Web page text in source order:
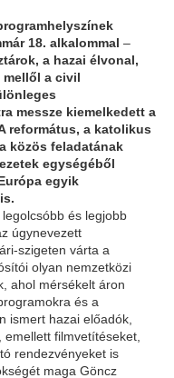
18. alkalommal –
a hazai élvonal,
mellől a civil
messze kiemelkedett a
református, a katolikus
közös feladatának
egységéből
egyik
és legjobb
úgynevezett
szigeten várta a
olyan nemzetközi
ahol mérsékelt áron
és a
ismert hazai előadók,
emellett filmvetítéseket,
rendezvényeket is
maga Göncz